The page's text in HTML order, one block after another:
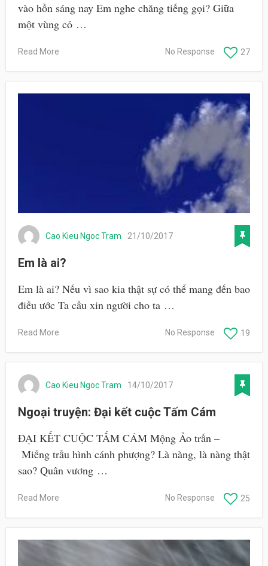
vào hồn sáng nay Em nghe chăng tiếng gọi? Giữa
một vùng cỏ …
Read More 27
No Response
Cao Kieu Ngoc Tram 21/10/2017
Em là ai?
Em là ai? Nếu vì sao kia thật sự có thể mang đến bao
điều ước Ta cầu xin người cho ta …
Read More 19
No Response
Cao Kieu Ngoc Tram 14/10/2017
Ngoại truyện: Đại kết cuộc Tấm Cám
ĐẠI KẾT CUỘC TẤM CÁM Mộng Ảo trấn –
Miếng trầu hình cánh phượng? Là nàng, là nàng thật
sao? Quân vương …
Read More 25
No Response